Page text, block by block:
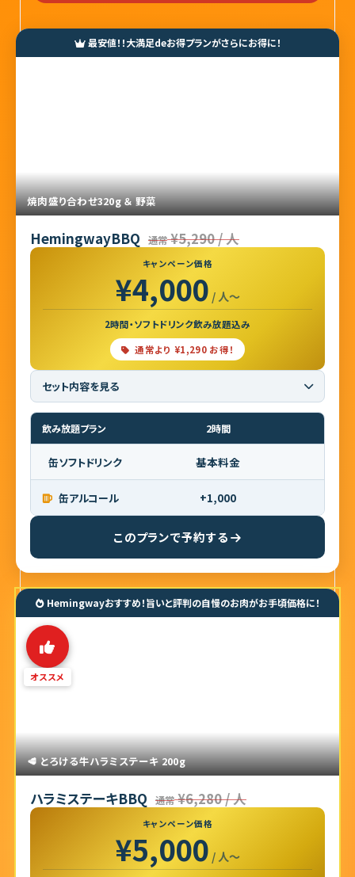
最安値！！大満足deお得プランがさらにお得に！
焼肉盛り合わせ320g ＆ 野菜
HemingwayBBQ 通常¥5,290 / 人
キャンペーン価格
¥4,000 / 人〜
2時間・ソフトドリンク飲み放題込み
通常より ¥1,290 お得！
セット内容を見る
■ セット内容（7品）
焼肉盛り合わせ（牛・豚バラ肉 / 豚トロ / 豚ホルモン）320g
※仕入れ状況により、一部食材が変更となる場合がございます。あら
野菜盛り合わせ（4種）
飲み放題プラン 2時間
缶ソフトドリンク 基本料金
缶アルコール +1,000
このプランで予約する
Hemingwayおすすめ！旨いと評判の自慢のお肉がお手頃価格に！
オススメ
🥩 とろける牛ハラミステーキ 200g
ハラミステーキBBQ 通常¥6,280 / 人
キャンペーン価格
¥5,000 / 人〜